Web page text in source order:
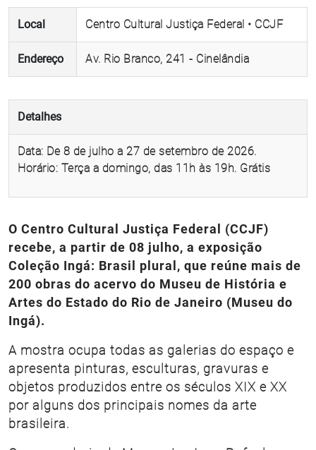
Local Centro Cultural Justiça Federal • CCJF
Endereço Av. Rio Branco, 241 - Cinelândia
Detalhes
Data: De 8 de julho a 27 de setembro de 2026.
Horário: Terça a domingo, das 11h às 19h. Grátis
O Centro Cultural Justiça Federal (CCJF)
recebe, a partir de 08 julho, a exposição
Coleção Ingá: Brasil plural, que reúne mais de
200 obras do acervo do Museu de História e
Artes do Estado do Rio de Janeiro (Museu do
Ingá).
A mostra ocupa todas as galerias do espaço e
apresenta pinturas, esculturas, gravuras e
objetos produzidos entre os séculos XIX e XX
por alguns dos principais nomes da arte
brasileira.